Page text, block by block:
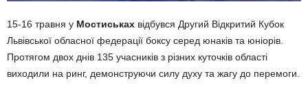
15-16 травня у Мостиськах відбувся Другий Відкритий Кубок
Львівської обласної федерації боксу серед юнаків та юніорів.
Протягом двох днів 135 учасників з різних куточків області
виходили на ринг, демонструючи силу духу та жагу до перемоги.